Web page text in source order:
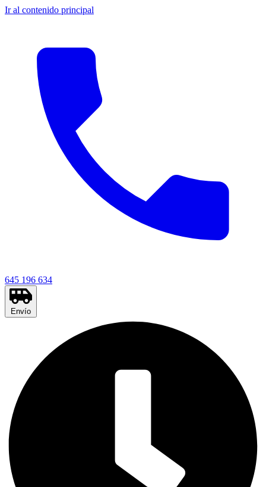
Ir al contenido principal
645 196 634
Envío